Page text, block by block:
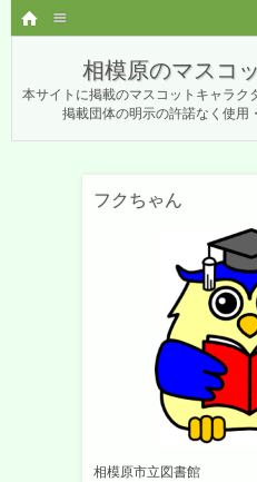
HOME
相模原のマスコ
本サイトに掲載のマスコットキャラ
掲載団体の明示の許諾なく使用
フクちゃん
相模原市立図書館